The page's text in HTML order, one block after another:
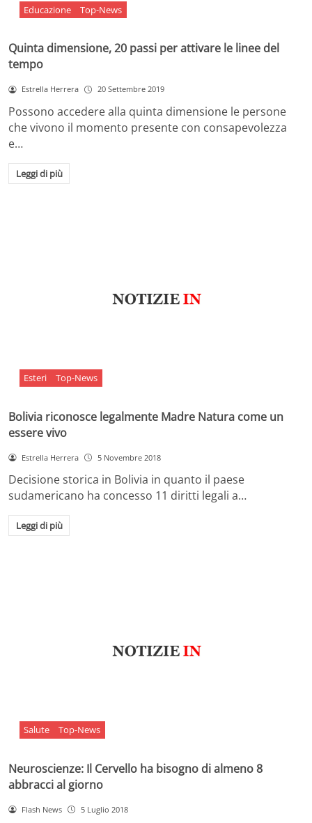
Educazione Top-News
Quinta dimensione, 20 passi per attivare le linee del
tempo
Estrella Herrera 20 Settembre 2019
Possono accedere alla quinta dimensione le persone
che vivono il momento presente con consapevolezza
e…
Leggi di più
Esteri Top-News
Bolivia riconosce legalmente Madre Natura come un
essere vivo
Estrella Herrera 5 Novembre 2018
Decisione storica in Bolivia in quanto il paese
sudamericano ha concesso 11 diritti legali a…
Leggi di più
Salute Top-News
Neuroscienze: Il Cervello ha bisogno di almeno 8
abbracci al giorno
Flash News 5 Luglio 2018